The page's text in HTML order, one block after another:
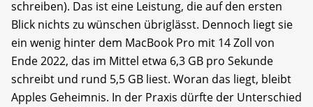
schreiben). Das ist eine Leistung, die auf den ersten
Blick nichts zu wünschen übriglässt. Dennoch liegt sie
ein wenig hinter dem MacBook Pro mit 14 Zoll von
Ende 2022, das im Mittel etwa 6,3 GB pro Sekunde
schreibt und rund 5,5 GB liest. Woran das liegt, bleibt
Apples Geheimnis. In der Praxis dürfte der Unterschied